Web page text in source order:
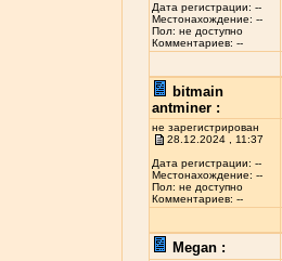
Дата регистрации: --
Местонахождение: --
Пол: не доступно
Комментариев: --
bitmain
antminer :
не зарегистрирован
28.12.2024 , 11:37
Дата регистрации: --
Местонахождение: --
Пол: не доступно
Комментариев: --
Megan :